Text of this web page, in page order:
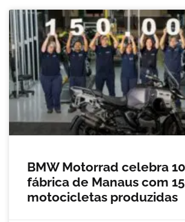
BMW Motorrad celebra
fábrica de Manaus com
motocicletas produzidas